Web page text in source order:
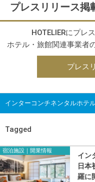
プレスリリース掲
HOTELIERにプレ
ホテル・旅館関連事業者
プレス
インターコンチネンタルホテ
Tagged
宿泊施設｜開業情報
イン
日本
羅に